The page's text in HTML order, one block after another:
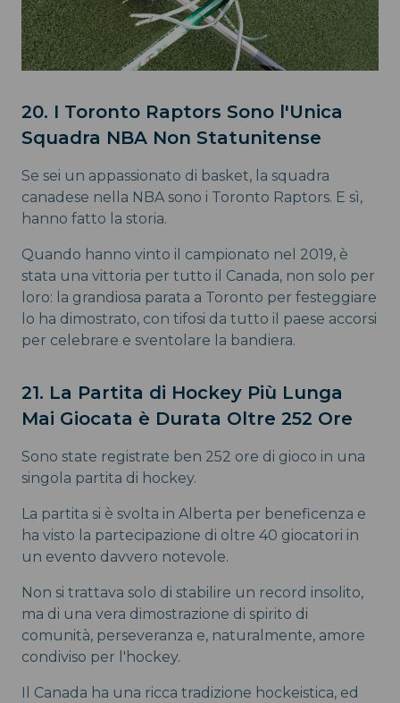
20. I Toronto Raptors Sono l'Unica
Squadra NBA Non Statunitense
Se sei un appassionato di basket, la squadra
canadese nella NBA sono i Toronto Raptors. E sì,
hanno fatto la storia.
Quando hanno vinto il campionato nel 2019, è
stata una vittoria per tutto il Canada, non solo per
loro: la grandiosa parata a Toronto per festeggiare
lo ha dimostrato, con tifosi da tutto il paese accorsi
per celebrare e sventolare la bandiera.
21. La Partita di Hockey Più Lunga
Mai Giocata è Durata Oltre 252 Ore
Sono state registrate ben 252 ore di gioco in una
singola partita di hockey.
La partita si è svolta in Alberta per beneficenza e
ha visto la partecipazione di oltre 40 giocatori in
un evento davvero notevole.
Non si trattava solo di stabilire un record insolito,
ma di una vera dimostrazione di spirito di
comunità, perseveranza e, naturalmente, amore
condiviso per l'hockey.
Il Canada ha una ricca tradizione hockeistica, ed